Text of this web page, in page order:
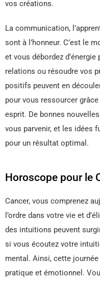
vos créations.
La communication,
sont à l’honneur. C’est le
et vous débordez
relations ou résoudre vos
positifs peuvent en
pour vous ressourcer
esprit. De bonnes
vous parvenir, et les idées
pour un résultat optimal.
Horoscope pour le
Cancer, vous comprenez
l’ordre dans votre vie et
des intuitions peuvent
si vous écoutez votre
mental. Ainsi, cette
pratique et émotionnel.